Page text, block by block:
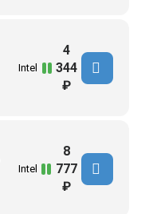
Intel
4
344
₽
Intel
8
777
₽